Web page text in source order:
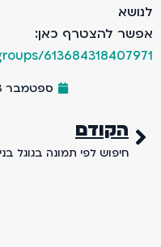
לנושא.
אפשר להצטרף כאן:
613684318407971
ספטמבר 18, 2024
הקודם